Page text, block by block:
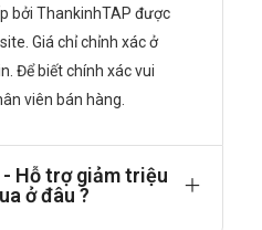
bệnh mạn tính có thể uống lâu
bởi ThankinhTAP được
Giá chỉ chỉnh xác ở
Để biết chính xác vui
viên bán hàng.
Hỗ trợ giảm triệu
ở đâu ?